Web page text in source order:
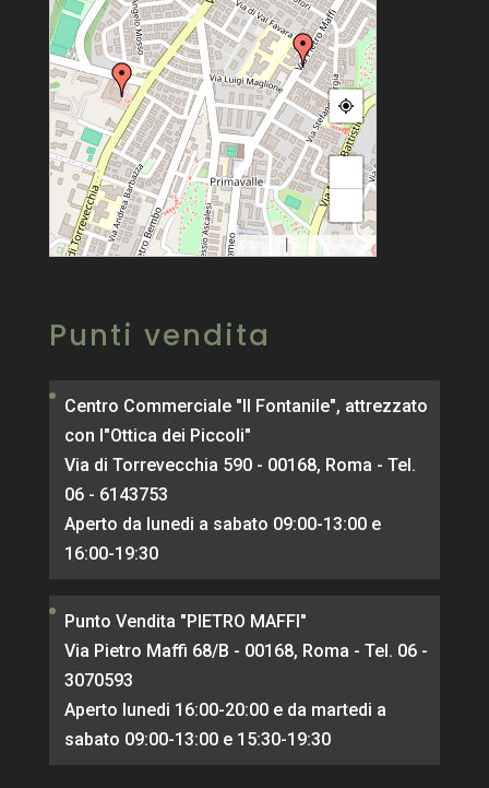
© OpenStreetMap
Punti vendita
Centro Commerciale "Il Fontanile", attrezzato
con l"Ottica dei Piccoli"
Via di Torrevecchia 590 - 00168, Roma - Tel.
06 - 6143753
Aperto da lunedi a sabato 09:00-13:00 e
16:00-19:30
Punto Vendita "PIETRO MAFFI"
Via Pietro Maffi 68/B - 00168, Roma - Tel. 06 -
3070593
Aperto lunedi 16:00-20:00 e da martedi a
sabato 09:00-13:00 e 15:30-19:30